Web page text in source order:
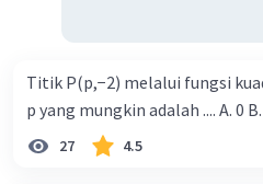
Titik P(p,−2) melalui fungsi
p yang mungkin adalah .... A. 0 B.
27 4.5